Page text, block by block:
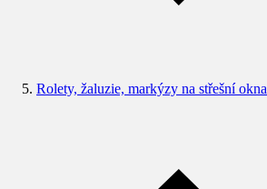
Rolety, žaluzie, markýzy na střešní okna